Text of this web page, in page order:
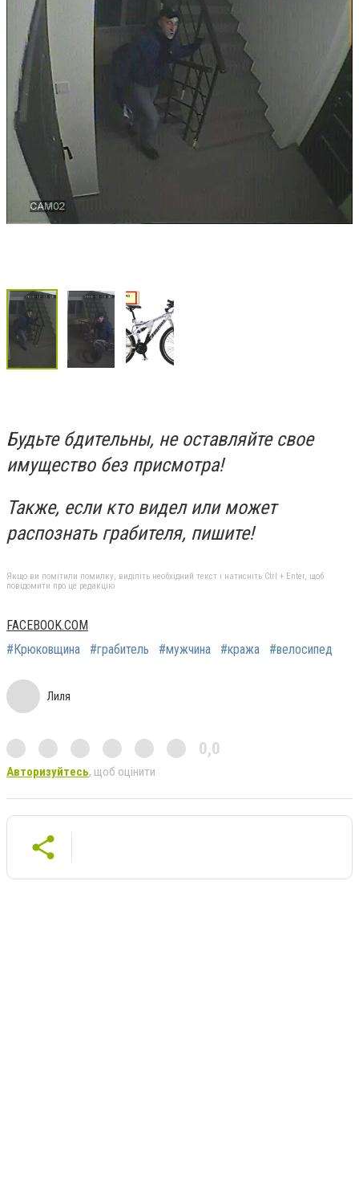
Будьте бдительны, не оставляйте свое
имущество без присмотра!
Также, если кто видел или может
распознать грабителя, пишите!
Якщо ви помітили помилку, виділіть необхідний текст і натисніть Ctrl + Enter, щоб
повідомити про це редакцію
FACEBOOK.COM
#Крюковщина
#грабитель #мужчина #кража #велосипед
Лиля
0,0
Авторизуйтесь, щоб оцінити